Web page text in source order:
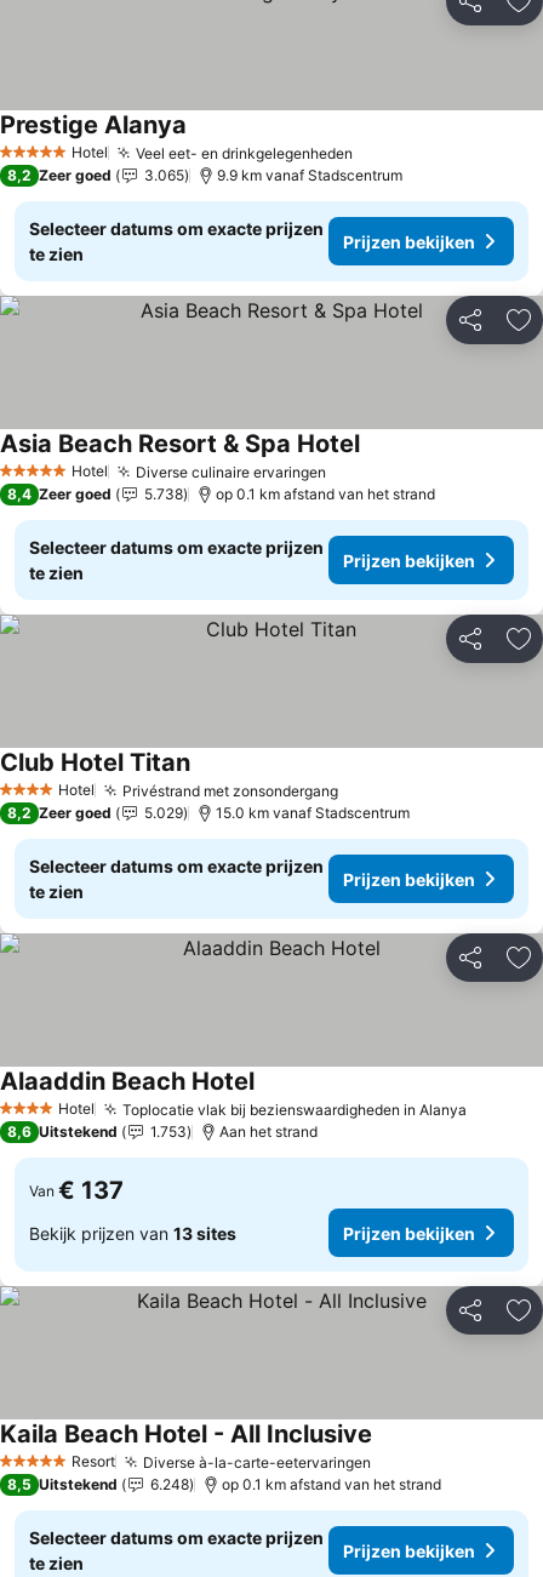
Delen
5 Sterren Hotel Veel eet- en drinkgelegenheden
Prestige Alanya
8,2 Zeer goed 3.065 9.9 km vanaf Stadscentrum
Selecteer datums om exacte prijzen
te zien
Prijzen bekijken
Delen
5 Sterren Hotel Diverse culinaire ervaringen
Asia Beach Resort & Spa HotelPrijzen bekijken
8,4 Zeer goed 5.738 op 0.1 km afstand van het strand
Selecteer datums om exacte prijzen
te zien
Prijzen bekijken
Delen
4 SterrenHotel Privéstrand met zonsondergangPrijzen bekijken
Club Hotel TitanPrijzen bekijken
8,2 Zeer goed 5.029 15.0 km vanaf Stadscentrum
Selecteer datums om exacte prijzen
te zien
Prijzen bekijken
Delen
4 SterrenHotel Toplocatie vlak bij bezienswaardigheden in Alanya
Alaaddin Beach HotelPrijzen bekijken
8,6 Uitstekend 1.753 Aan het strand
Van € 137
Bekijk prijzen van 13 sites Prijzen bekijken
Delen
5 Sterren Resort Diverse à-la-carte-eetervaringen
Kaila Beach Hotel - All Inclusive
8,5 Uitstekend 6.248 op 0.1 km afstand van het strand
Selecteer datums om exacte prijzen
te zien
Prijzen bekijken